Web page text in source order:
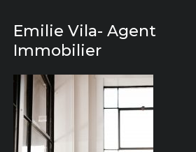
Emilie Vila- Agent
Immobilier